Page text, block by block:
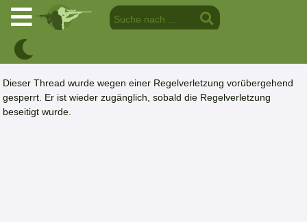
Dieser Thread wurde wegen einer Regelverletzung vorübergehend
gesperrt. Er ist wieder zugänglich, sobald die Regelverletzung
beseitigt wurde.